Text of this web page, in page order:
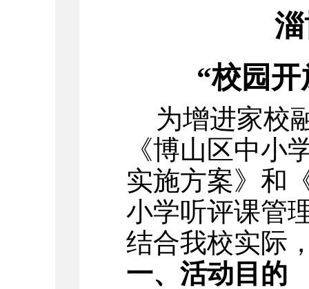
“校园
为增进家校
《博山区中小
实施方案》 和
小学听评课管
结合我校实际
一、活动目的